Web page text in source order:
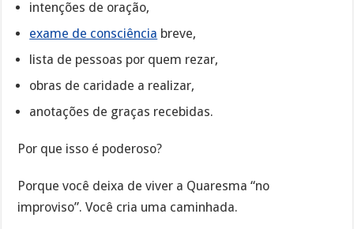
intenções de oração,
exame de consciência breve,
lista de pessoas por quem rezar,
obras de caridade a realizar,
anotações de graças recebidas.
Por que isso é poderoso?
Porque você deixa de viver a Quaresma “no
improviso”. Você cria uma caminhada.